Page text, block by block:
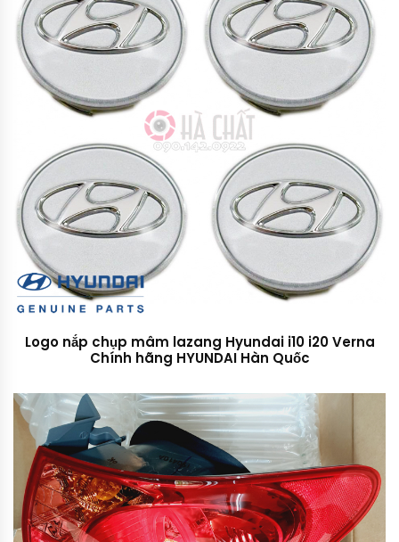
Logo nắp chụp mâm lazang Hyundai i10 i20 Verna
Chính hãng HYUNDAI Hàn Quốc